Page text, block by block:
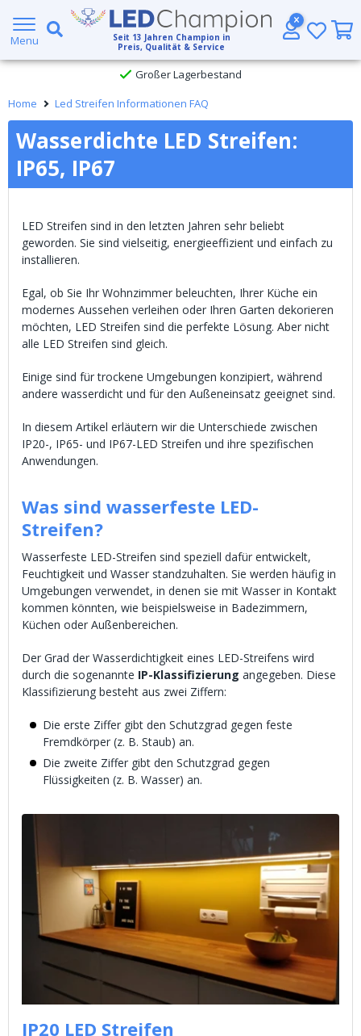
Menu Seit 13 Jahren Champion in
Preis, Qualität & Service
5 Jahre Garantie
Großer Lagerbestand
Kostenloser Versand ab € 49,- (DHL)
Heute bestellt, amselben Tag verschickt
Home Led Streifen Informationen FAQ
Wasserdichte LED Streifen:
IP65, IP67
LED Streifen sind in den letzten Jahren sehr beliebt
geworden. Sie sind vielseitig, energieeffizient und einfach zu
installieren.
Egal, ob Sie Ihr Wohnzimmer beleuchten, Ihrer Küche ein
modernes Aussehen verleihen oder Ihren Garten dekorieren
möchten, LED Streifen sind die perfekte Lösung. Aber nicht
alle LED Streifen sind gleich.
Einige sind für trockene Umgebungen konzipiert, während
andere wasserdicht und für den Außeneinsatz geeignet sind.
In diesem Artikel erläutern wir die Unterschiede zwischen
IP20-, IP65- und IP67-LED Streifen und ihre spezifischen
Anwendungen.
Was sind wasserfeste LED-
Streifen?
Wasserfeste LED-Streifen sind speziell dafür entwickelt,
Feuchtigkeit und Wasser standzuhalten. Sie werden häufig in
Umgebungen verwendet, in denen sie mit Wasser in Kontakt
kommen könnten, wie beispielsweise in Badezimmern,
Küchen oder Außenbereichen.
Der Grad der Wasserdichtigkeit eines LED-Streifens wird
durch die sogenannte IP-Klassifizierung angegeben. Diese
Klassifizierung besteht aus zwei Ziffern:
Die erste Ziffer gibt den Schutzgrad gegen feste
Fremdkörper (z. B. Staub) an.
Die zweite Ziffer gibt den Schutzgrad gegen
Flüssigkeiten (z. B. Wasser) an.
IP20 LED Streifen